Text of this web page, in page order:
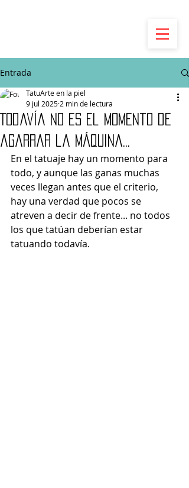
Entrada
Todavía no es el momento de
agarrar la máquina...
TatuArte en la piel
9 jul 2025 2 min de lectura
En el tatuaje hay un momento para
todo, y aunque las ganas muchas
veces llegan antes que el criterio,
hay una verdad que pocos se
atreven a decir de frente... no todos
los que tatúan deberían estar
tatuando todavía.